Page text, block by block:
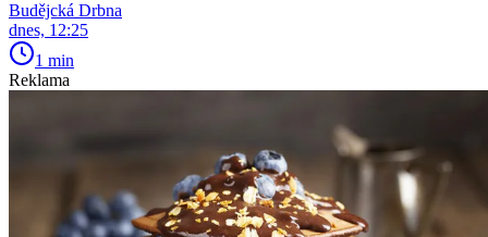
Budějcká Drbna
dnes, 12:25
1 min
Reklama